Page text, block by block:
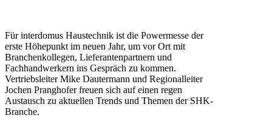
Für interdomus Haustechnik ist die Powermesse der
erste Höhepunkt im neuen Jahr, um vor Ort mit
Branchenkollegen, Lieferantenpartnern und
Fachhandwerkern ins Gespräch zu kommen.
Vertriebsleiter Mike Dautermann und Regionalleiter
Jochen Pranghofer freuen sich auf einen regen
Austausch zu aktuellen Trends und Themen der SHK-
Branche.